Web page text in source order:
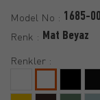
Model No : 1685-
Renk : Mat Beyaz
Renkler :